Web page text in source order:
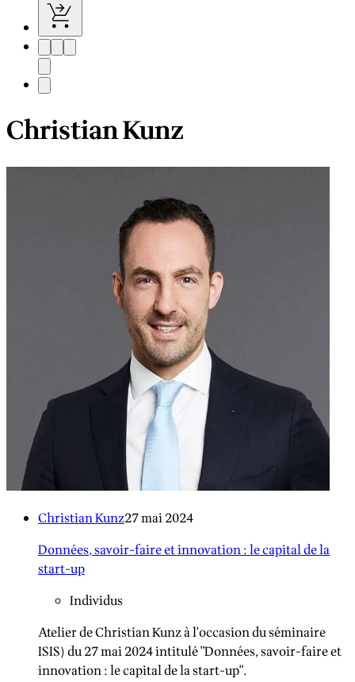
Christian Kunz
Christian Kunz27 mai 2024
Données, savoir-faire et innovation : le capital de la
start-up
Individus
Atelier de Christian Kunz à l'occasion du séminaire
ISIS) du 27 mai 2024 intitulé "Données, savoir-faire et
innovation : le capital de la start-up".